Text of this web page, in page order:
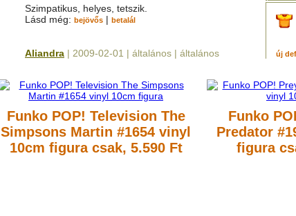
Szimpatikus, helyes, tetszik.
Lásd még: bejövős | betalál
Aliandra | 2009-02-01 | általános | általános új
Funko POP! Television The
Simpsons Martin #1654 vinyl
10cm figuracsak, 5.590 Ft
Funko
Predator
figura